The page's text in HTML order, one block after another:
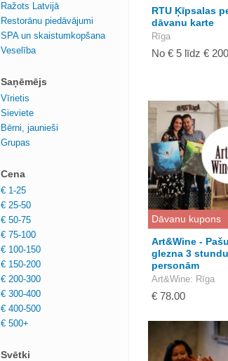
Ražots Latvijā
Restorānu piedāvājumi
SPA un skaistumkopšana
Veselība
Saņēmējs
Vīrietis
Sieviete
Bērni, jaunieši
Grupas
Cena
€ 1-25
€ 25-50
€ 50-75
€ 75-100
€ 100-150
€ 150-200
€ 200-300
€ 300-400
€ 400-500
€ 500+
Svētki
RTU Ķīpsalas
dāvanu karte
Rīga
No € 5 līdz € 200
Dāvanu kupons
Art&Wine -
glezna 3
personām
Art&Wine: Rīga
€ 78.00